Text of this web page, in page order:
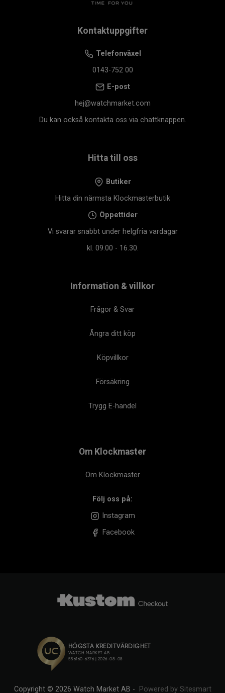
Kontaktuppgifter
Telefonväxel
0143-752 00
E-post
hej@watchmarket.com
Du kan också kontakta oss via chattknappen.
Hitta till oss
Butiker
Hitta din närmsta Klockmasterbutik
Öppettider
Vi svarar snabbt under helgfria vardagar
kl. 09.00 - 16.30.
Information & villkor
Frågor & Svar
Ångra ditt köp
Köpvillkor
Försäkring
Trygg E-handel
Om Klockmaster
Om Klockmaster
Följ oss på:
Instagram
Facebook
Copyright © 2026 Watch Market AB - Powered by Sitesmart